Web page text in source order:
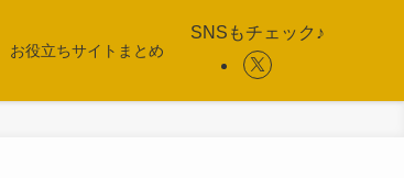
お役立ちサイトまとめ
SNSもチェック♪